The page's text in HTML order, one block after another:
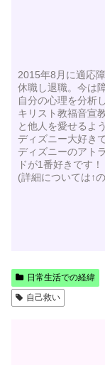
2015年8月に適応
休職し退職。今は
自分の心理を分析
キリスト教福音宣
と他人を愛せるよ
ディズニー大好き
ディズニーのアト
ドが1番好きです！
(詳細については↑
日常生活での経緯
自己救い